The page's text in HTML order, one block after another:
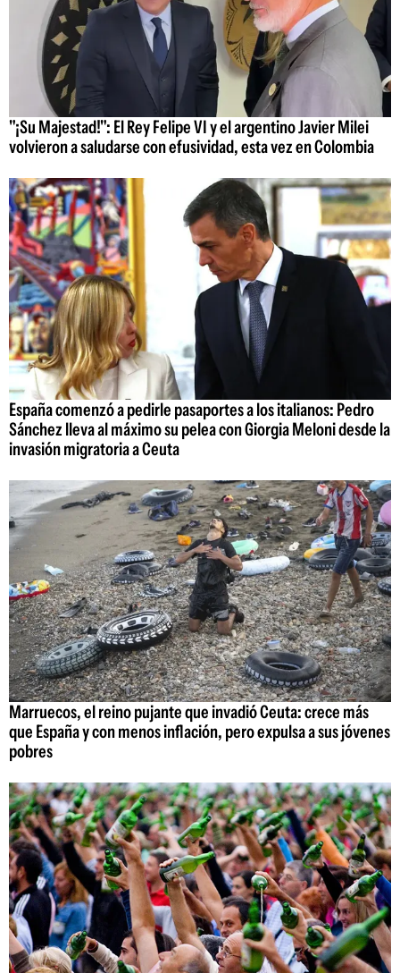
"¡Su Majestad!": El Rey Felipe VI y el argentino Javier Milei
volvieron a saludarse con efusividad, esta vez en Colombia
España comenzó a pedirle pasaportes a los italianos: Pedro
Sánchez lleva al máximo su pelea con Giorgia Meloni desde la
invasión migratoria a Ceuta
Marruecos, el reino pujante que invadió Ceuta: crece más
que España y con menos inflación, pero expulsa a sus jóvenes
pobres